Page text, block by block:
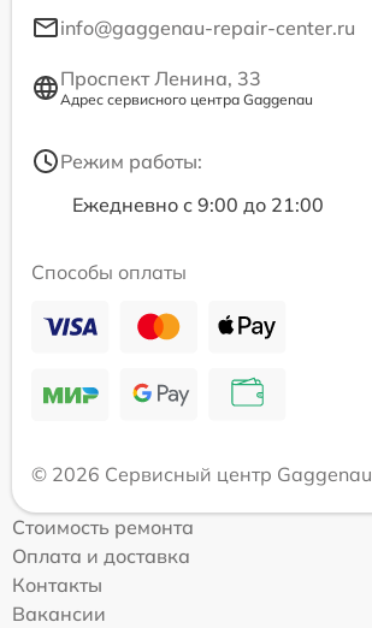
info@gaggenau-repair-center.ru
Проспект Ленина, 33
Адрес сервисного центра Gaggenau
Режим работы:
Ежедневно с 9:00 до 21:00
Способы оплаты
© 2026 Сервисный центр Gaggenau
Стоимость ремонта
Оплата и доставка
Контакты
Вакансии